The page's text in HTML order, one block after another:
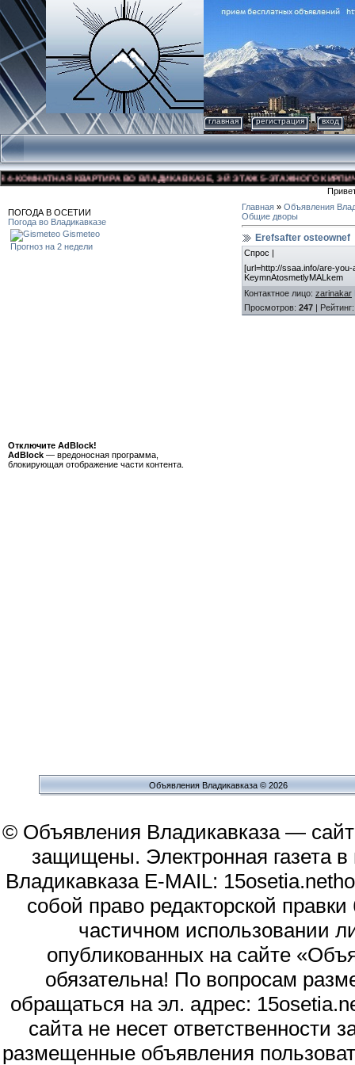
главная регистрация вход
КВАРТИРА ВО ВЛАДИКАВКАЗЕ, 3-Й ЭТАЖ 5-ЭТАЖНОГО
ПОГОДА В ОСЕТИИ
Погода во Владикавказе
Gismeteo
Прогноз на 2 недели
Отключите AdBlock!
AdBlock — вредоносная программа,
блокирующая отображение части контента.
Главная » Объявления
Общие дворы
Erefsafter osteownef
Спрос |
[url=http://ssaa.info/are-
KeymnAtosmetlyMALkem
Контактное лицо: zarinakar
Просмотров: 247 | Рейтинг
Объявления Владикавказа © 2026
© Объявления Владикавказа —
защищены. Электронная газета
Владикавказа E-MAIL:
собой право редакторской
частичном использовании
опубликованных на сайте
обязательна! По вопросам
обращаться на эл. адрес:
сайта не несет
размещенные объявления